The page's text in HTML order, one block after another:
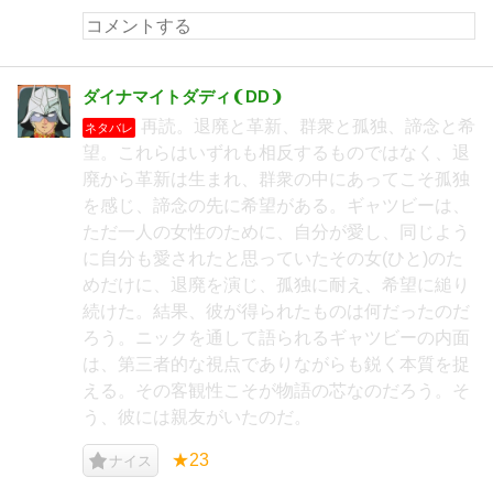
ダイナマイトダディ❨DD❩
ネタバレ
再読。退廃と革新、群衆と孤独、諦念と希
望。これらはいずれも相反するものではなく、退
廃から革新は生まれ、群衆の中にあってこそ孤独
を感じ、諦念の先に希望がある。ギャツビーは、
ただ一人の女性のために、自分が愛し、同じよう
に自分も愛されたと思っていたその女(ひと)のた
めだけに、退廃を演じ、孤独に耐え、希望に縋り
続けた。結果、彼が得られたものは何だったのだ
ろう。ニックを通して語られるギャツビーの内面
は、第三者的な視点でありながらも鋭く本質を捉
える。その客観性こそが物語の芯なのだろう。そ
う、彼には親友がいたのだ。
ナイス ★23